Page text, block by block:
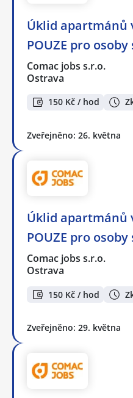
Úklid apartmánů
POUZE pro osoby
Comac jobs s.r.o.
Ostrava
150 Kč / hod
Zveřejněno: 26. května
Úklid apartmánů
POUZE pro osoby
Comac jobs s.r.o.
Ostrava
150 Kč / hod
Zveřejněno: 29. května